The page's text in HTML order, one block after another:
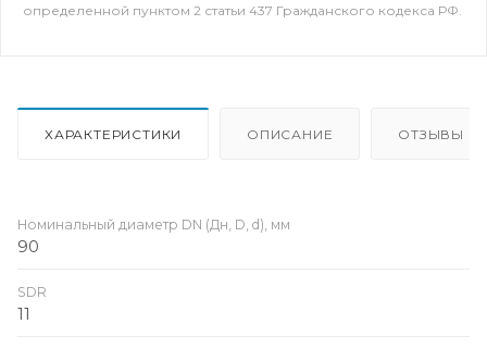
определенной пунктом 2 статьи 437 Гражданского кодекса РФ.
ХАРАКТЕРИСТИКИ ОПИСАНИЕ ОТЗЫВЫ
Номинальный диаметр DN (Дн, D, d), мм
90
SDR
11